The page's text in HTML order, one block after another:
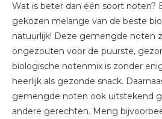
Wat is beter dan één soort noten?
gekozen melange van de beste
natuurlijk! Deze gemengde noten
ongezouten voor de puurste,
biologische notenmix is zonder
heerlijk als gezonde snack.
gemengde noten ook uitstekend
andere gerechten. Meng